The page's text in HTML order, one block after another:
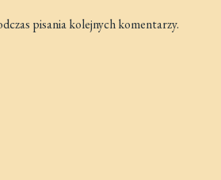
pisania kolejnych komentarzy.